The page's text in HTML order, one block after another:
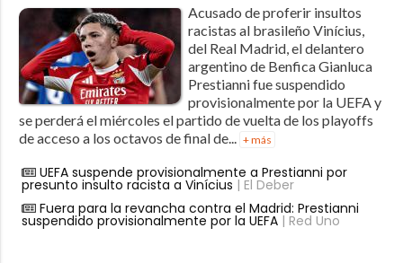
Acusado de proferir insultos
racistas al brasileño Vinícius,
del Real Madrid, el delantero
argentino de Benfica Gianluca
Prestianni fue suspendido
provisionalmente por la UEFA y
se perderá el miércoles el partido de vuelta de los playoffs
de acceso a los octavos de final de... + más
UEFA suspende provisionalmente a Prestianni por
presunto insulto racista a Vinícius | El Deber
Fuera para la revancha contra el Madrid: Prestianni
suspendido provisionalmente por la UEFA| Red Uno